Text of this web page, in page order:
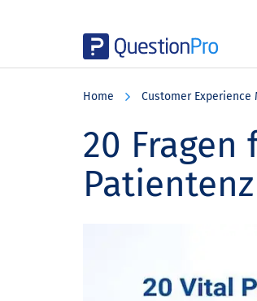
Home Customer Experience
20